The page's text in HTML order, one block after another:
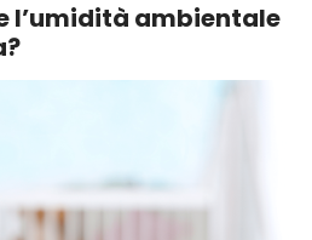
l’umidità ambientale